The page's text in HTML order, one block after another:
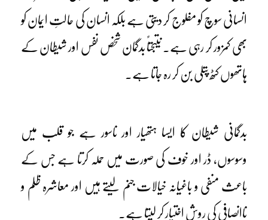
انسانی سوچ کو مفلوج کر دیتی ہے بلکہ انسان کی حالتِ ایمان کو
بھی کمزور کر رہی ہے۔ نتیجتاً بدگمان شخص نفس اور شیطان کے
ہاتھوں کٹھ پتلی بن کر رہ جاتا ہے۔
بدگمانی شیطان کا ایسا ہتھیار اور ناسور ہے جو قلب میں
وسوسوں، ڈر اور خوف کی صورت میں حملہ کرتا ہے جس کے
باعث منفی و باغیانہ خیالات جنم لیتے ہیں اور معاشرہ ظلم و
ناانصافی کی روش اختیار کر لیتا ہے۔